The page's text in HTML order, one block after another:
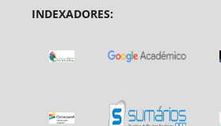
INDEXADORES: